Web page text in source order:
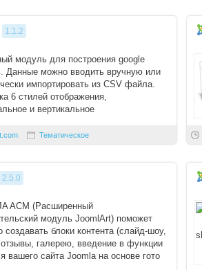
1.1.2
модуль для построения google
Данные можно вводить вручную или
импортировать из CSV файла.
6 стилей отображения,
и вертикальное
Тематическое
2.5.0
ACM (Расширенный
модуль JoomlArt) поможет
создавать блоки контента (слайд-шоу,
галерею, введение в функции
вашего сайта Joomla на основе гото